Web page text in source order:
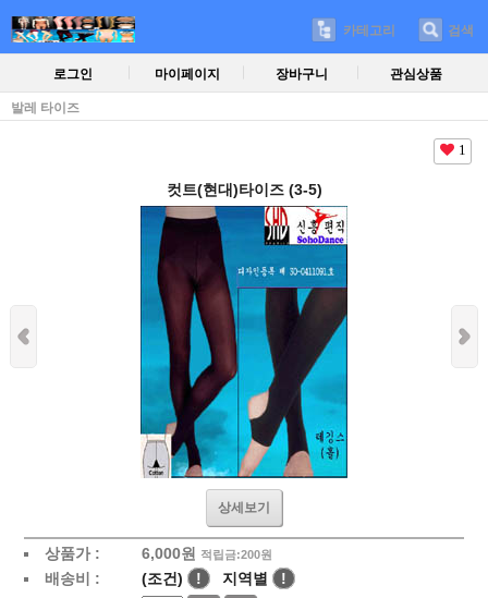
카테고리 검색
로그인 마이페이지 장바구니 관심상품
발레 타이즈
1
컷트(현대)타이즈 (3-5)
상세보기
상품가 : 6,000원 적립금:200원
배송비 : (조건) ! 지역별
!